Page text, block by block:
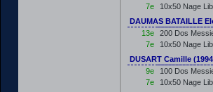
7e 10x50 Nage
DAUMAS BATAILLE
13e
200 Dos
7e
10x50 Nage
DUSART Camille
9e
100 Dos
7e
10x50 Nage